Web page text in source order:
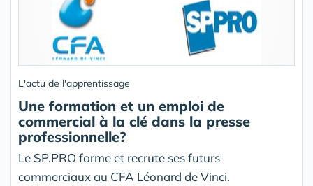
L'actu de l'apprentissage
Une formation et un emploi de
commercial à la clé dans la presse
professionnelle?
Le SP.PRO forme et recrute ses futurs
commerciaux au CFA Léonard de Vinci.